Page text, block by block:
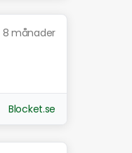
8 månader
Blocket.se